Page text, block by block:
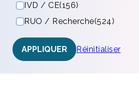
IVD / CE(156)
RUO / Recherche(524)
APPLIQUER Réinitialiser